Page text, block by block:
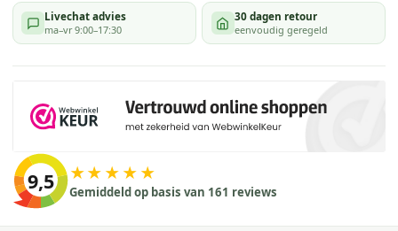
Livechat advies
ma–vr 9:00–17:30
30 dagen retour
eenvoudig geregeld
9,5 ★★★★★
Gemiddeld op basis van 161 reviews